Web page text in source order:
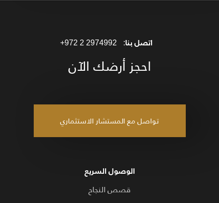
اتصل بنا: +972 2 2974992
احجز أرضك الآن
تواصل مع المستشار الاستثماري
الوصول السريع
قصص النجاح